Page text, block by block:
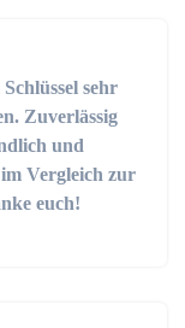
sehr
Zuverlässig
und
Vergleich zur
euch!